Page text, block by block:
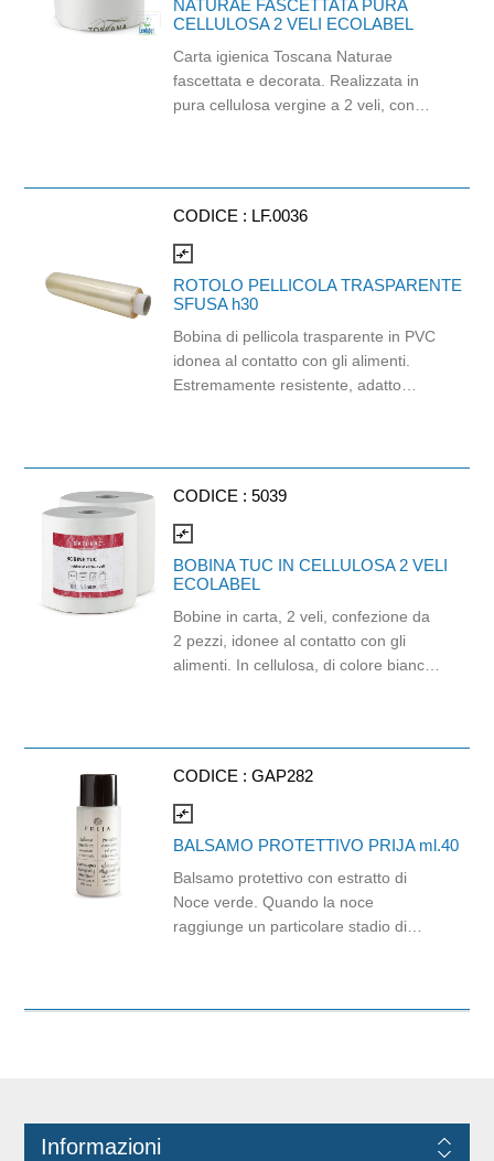
NATURAE FASCETTATA PURA
CELLULOSA 2 VELI ECOLABEL
Carta igienica Toscana Naturae
fascettata e decorata. Realizzata in
pura cellulosa vergine a 2 veli, con
CODICE : LF.0036
compare_arrows
ROTOLO PELLICOLA TRASPARENTE
SFUSA h30
Bobina di pellicola trasparente in PVC
idonea al contatto con gli alimenti.
Estremamente resistente, adatto
cercano un prodotto affidabile e di
altissima qualità per la conservazione
degli alimenti. Colore: champagne
CODICE : 5039
compare_arrows
BOBINA TUC IN CELLULOSA 2 VELI
ECOLABEL
Bobine in carta, 2 veli, confezione da
2 pezzi, idonee al contatto con gli
alimenti. In cellulosa, di colore bianco
CODICE : GAP282
compare_arrows
BALSAMO PROTETTIVO PRIJA ml.40
Balsamo protettivo con estratto di
Noce verde. Quando la noce
raggiunge un particolare stadio di
Informazioni